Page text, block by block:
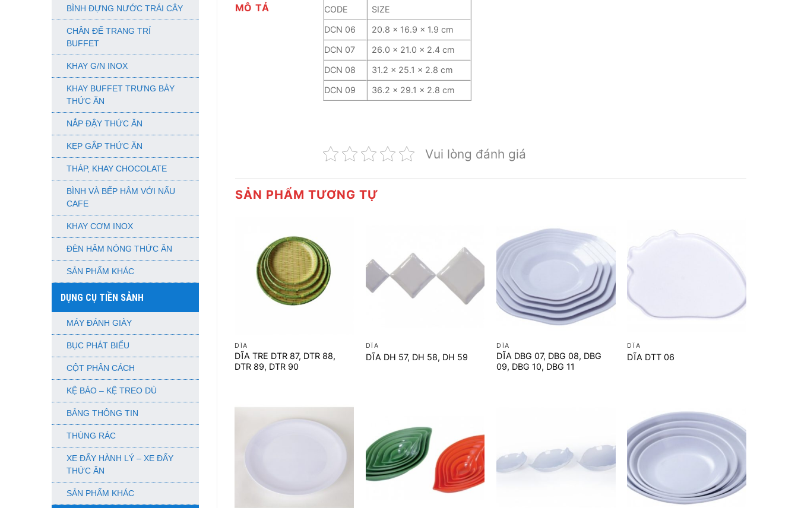
BÌNH ĐỰNG NƯỚC TRÁI CÂY
CHÂN ĐẾ TRANG TRÍ
BUFFET
KHAY G/N INOX
KHAY BUFFET TRƯNG BÀY
THỨC ĂN
NẮP ĐẬY THỨC ĂN
KẸP GẮP THỨC ĂN
THÁP, KHAY CHOCOLATE
BÌNH VÀ BẾP HÂM VỚI NẤU
CAFE
KHAY CƠM INOX
ĐÈN HÂM NÓNG THỨC ĂN
SẢN PHẨM KHÁC
DỤNG CỤ TIỀN SẢNH
MÁY ĐÁNH GIÀY
BỤC PHÁT BIỂU
CỘT PHÂN CÁCH
KỆ BÁO – KỆ TREO DÙ
BẢNG THÔNG TIN
THÙNG RÁC
XE ĐẨY HÀNH LÝ – XE ĐẨY
THỨC ĂN
SẢN PHẨM KHÁC
MÔ TẢ CODE
SIZE
DCN 06
20.8 x 16.9 x 1.9 cm
DCN 07
26.0 x 21.0 x 2.4 cm
DCN 08
31.2 x 25.1 x 2.8 cm
DCN 09
36.2 x 29.1 x 2.8 cm
Vui lòng đánh giá
SẢN PHẨM TƯƠNG TỰ
DĨA
DĨA TRE DTR 87, DTR 88,
DTR 89, DTR 90
DĨA
DĨA DH 57, DH 58, DH 59
DĨA
DĨA DBG 07, DBG 08, DBG
09, DBG 10, DBG 11
DĨA
DĨA DTT 06